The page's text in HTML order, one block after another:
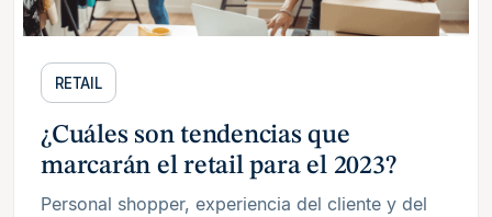
RETAIL
¿Cuáles son tendencias que
marcarán el retail para el 2023?
Personal shopper, experiencia del cliente y del